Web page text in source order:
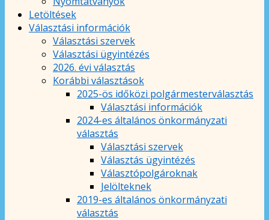
Letöltések
Választási információk
Választási szervek
Választási ügyintézés
2026. évi választás
Korábbi választások
2025-ös időközi polgármesterválasztás
Választási információk
2024-es általános önkormányzati
választás
Választási szervek
Választás ügyintézés
Választópolgároknak
Jelölteknek
2019-es általános önkormányzati
választás